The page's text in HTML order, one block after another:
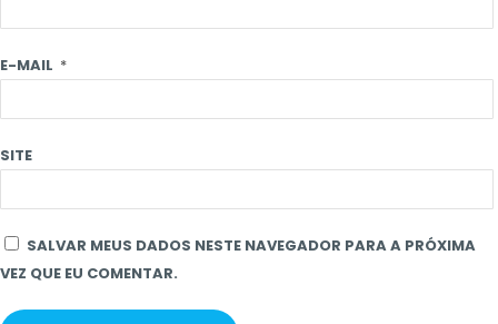
E-MAIL *
SITE
SALVAR MEUS DADOS NESTE NAVEGADOR PARA A PRÓXIMA
VEZ QUE EU COMENTAR.